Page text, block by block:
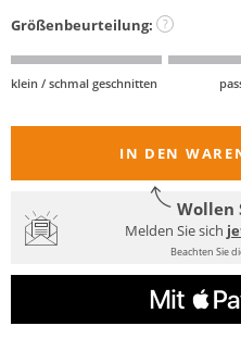
Größenbeurteilung: ?
klein / schmal geschnitten
IN DEN
Wollen
Melden Sie sich
Beachten Sie